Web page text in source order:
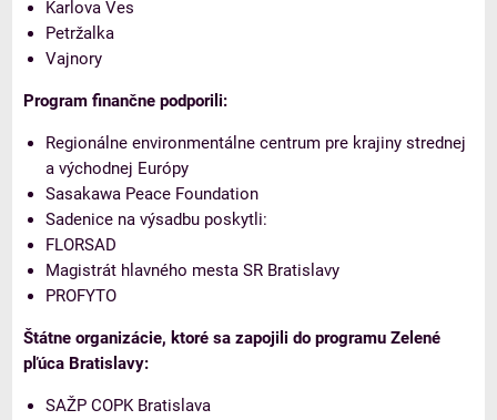
Karlova Ves
Petržalka
Vajnory
Program finančne podporili:
Regionálne environmentálne centrum pre krajiny strednej
a východnej Európy
Sasakawa Peace Foundation
Sadenice na výsadbu poskytli:
FLORSAD
Magistrát hlavného mesta SR Bratislavy
PROFYTO
Štátne organizácie, ktoré sa zapojili do programu Zelené
pľúca Bratislavy:
SAŽP COPK Bratislava